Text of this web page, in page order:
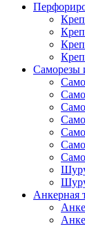
Саморезы
Анкерная